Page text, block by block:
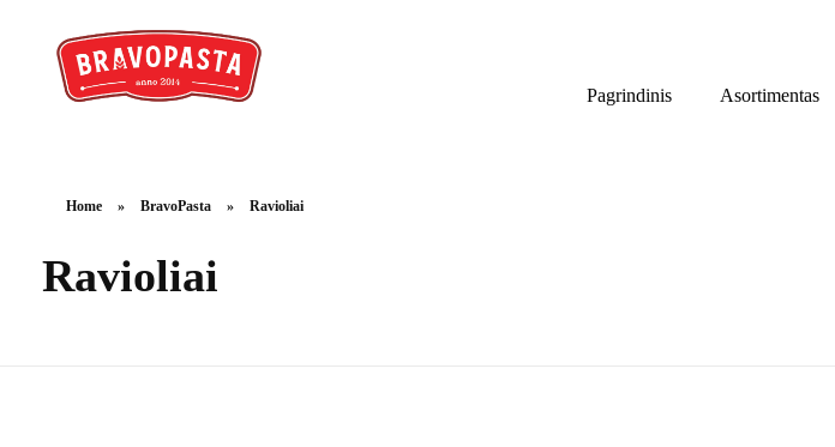
Pagrindinis Asortimentas
Home » BravoPasta » Ravioliai
Ravioliai